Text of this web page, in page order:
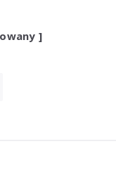
]